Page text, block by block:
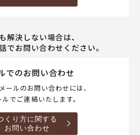
解決しない場合は、
でお問い合わせください。
でのお問い合わせ
ールのお問い合わせには、
でご連絡いたします。
くり方に関する
お問い合わせ